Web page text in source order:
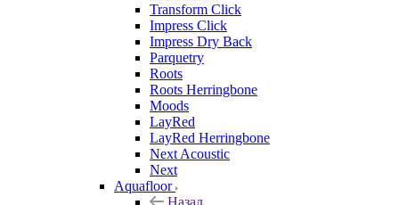
Transform Click
Impress Click
Impress Dry Back
Parquetry
Roots
Roots Herringbone
Moods
LayRed
LayRed Herringbone
Next Acoustic
Next
Aquafloor
Назад